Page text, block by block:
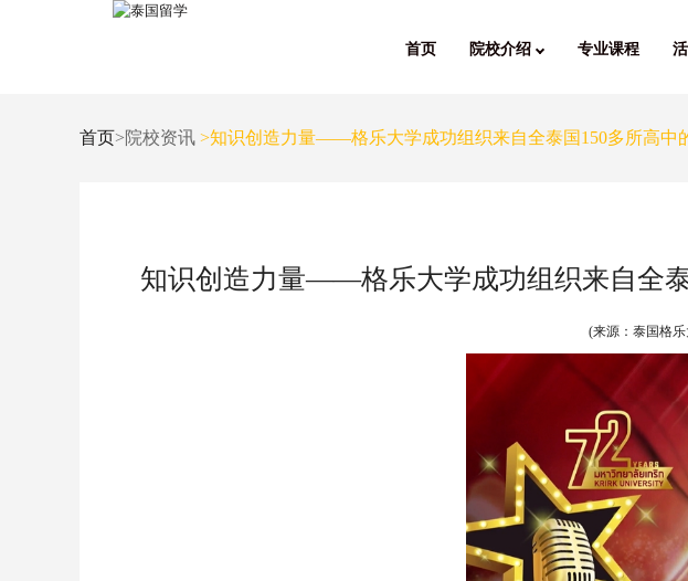
首页 院校介绍 专业课程
首页>院校资讯 >知识创造力量——格乐大学成功组织来自全泰国150多所高中
知识创造力量——格乐大学成功组织来自全
(来源：泰国格乐